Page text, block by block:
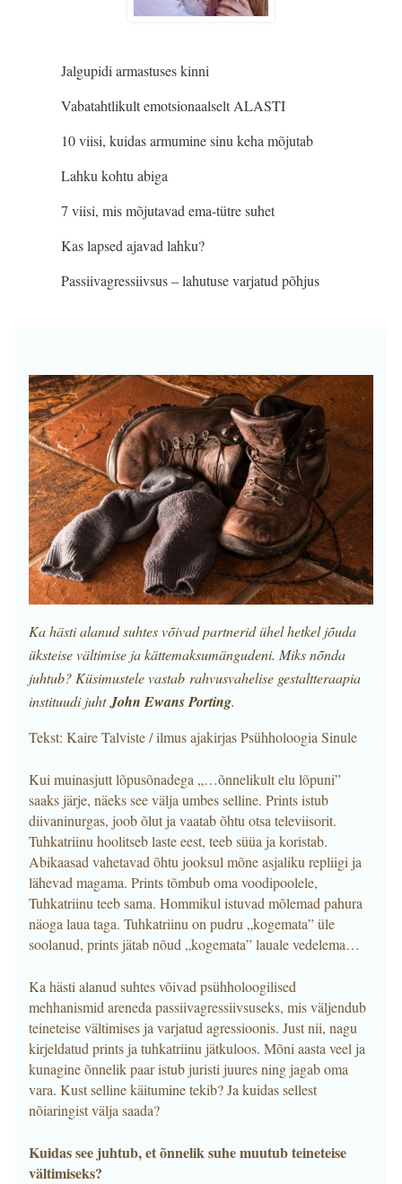
Jalgupidi armastuses kinni
Vabatahtlikult emotsionaalselt ALASTI
10 viisi, kuidas armumine sinu keha mõjutab
Lahku kohtu abiga
7 viisi, mis mõjutavad ema-tütre suhet
Kas lapsed ajavad lahku?
Passiivagressiivsus – lahutuse varjatud põhjus
Ka hästi alanud suhtes võivad partnerid ühel hetkel jõuda
üksteise vältimise ja kättemaksumängudeni. Miks nõnda
juhtub? Küsimustele vastab rahvusvahelise gestaltteraapia
instituudi juhtJohn Ewans Porting.
Tekst: Kaire Talviste / ilmus ajakirjas Psühholoogia Sinule
Kui muinasjutt lõpusõnadega „…õnnelikult elu lõpuni”
saaks järje, näeks see välja umbes selline. Prints istub
diivaninurgas, joob õlut ja vaatab õhtu otsa televiisorit.
Tuhkatriinu hoolitseb laste eest, teeb süüa ja koristab.
Abikaasad vahetavad õhtu jooksul mõne asjaliku repliigi ja
lähevad magama. Prints tõmbub oma voodipoolele,
Tuhkatriinu teeb sama. Hommikul istuvad mõlemad pahura
näoga laua taga. Tuhkatriinu on pudru „kogemata” üle
soolanud, prints jätab nõud „kogemata” lauale vedelema…
Ka hästi alanud suhtes võivad psühholoogilised
mehhanismid areneda passiivagressiivsuseks, mis väljendub
teineteise vältimises ja varjatud agressioonis. Just nii, nagu
kirjeldatud prints ja tuhkatriinu jätkuloos. Mõni aasta veel ja
kunagine õnnelik paar istub juristi juures ning jagab oma
vara. Kust selline käitumine tekib? Ja kuidas sellest
nõiaringist välja saada?
Kuidas see juhtub, et õnnelik suhe muutub teineteise
vältimiseks?